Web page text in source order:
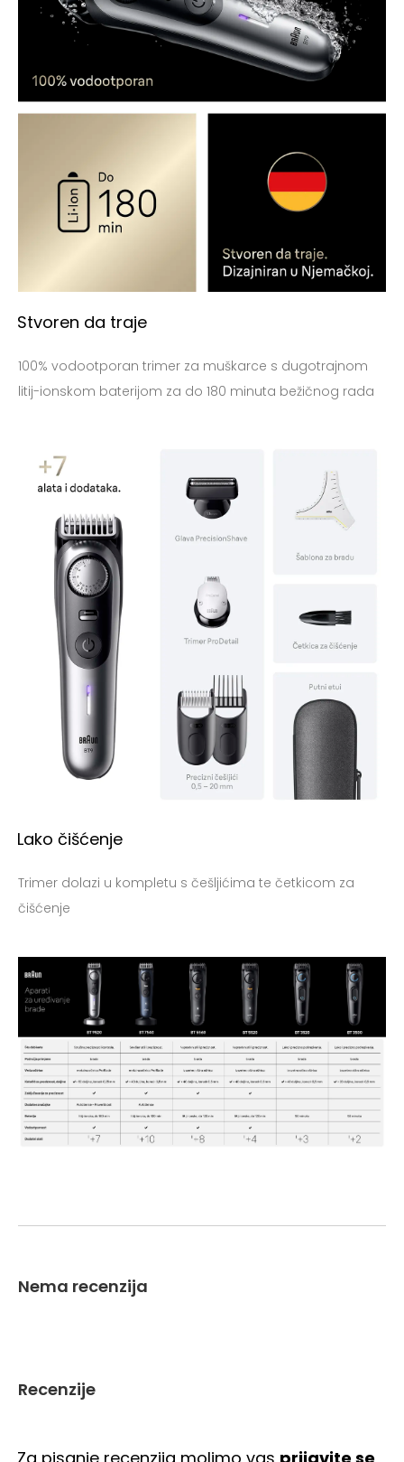
Stvoren da traje
100% vodootporan trimer za muškarce s dugotrajnom
litij-ionskom baterijom za do 180 minuta bežičnog rada
Lako čišćenje
Trimer dolazi u kompletu s češljićima te četkicom za
čišćenje
Nema recenzija
Recenzije